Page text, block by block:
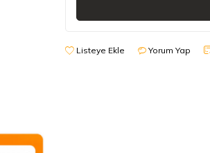
Listeye Ekle Yorum Yap